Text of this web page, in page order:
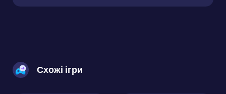
Схожі ігри